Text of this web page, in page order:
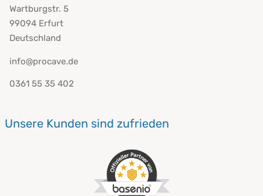
Wartburgstr. 5
99094 Erfurt
Deutschland
info@procave.de
0361 55 35 402
Unsere Kunden sind zufrieden